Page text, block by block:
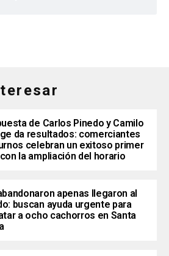
de Carlos Pinedo y Camilo
da resultados: comerciantes
celebran un exitoso primer
la ampliación del horario
apenas llegaron al
buscan ayuda urgente para
a ocho cachorros en Santa